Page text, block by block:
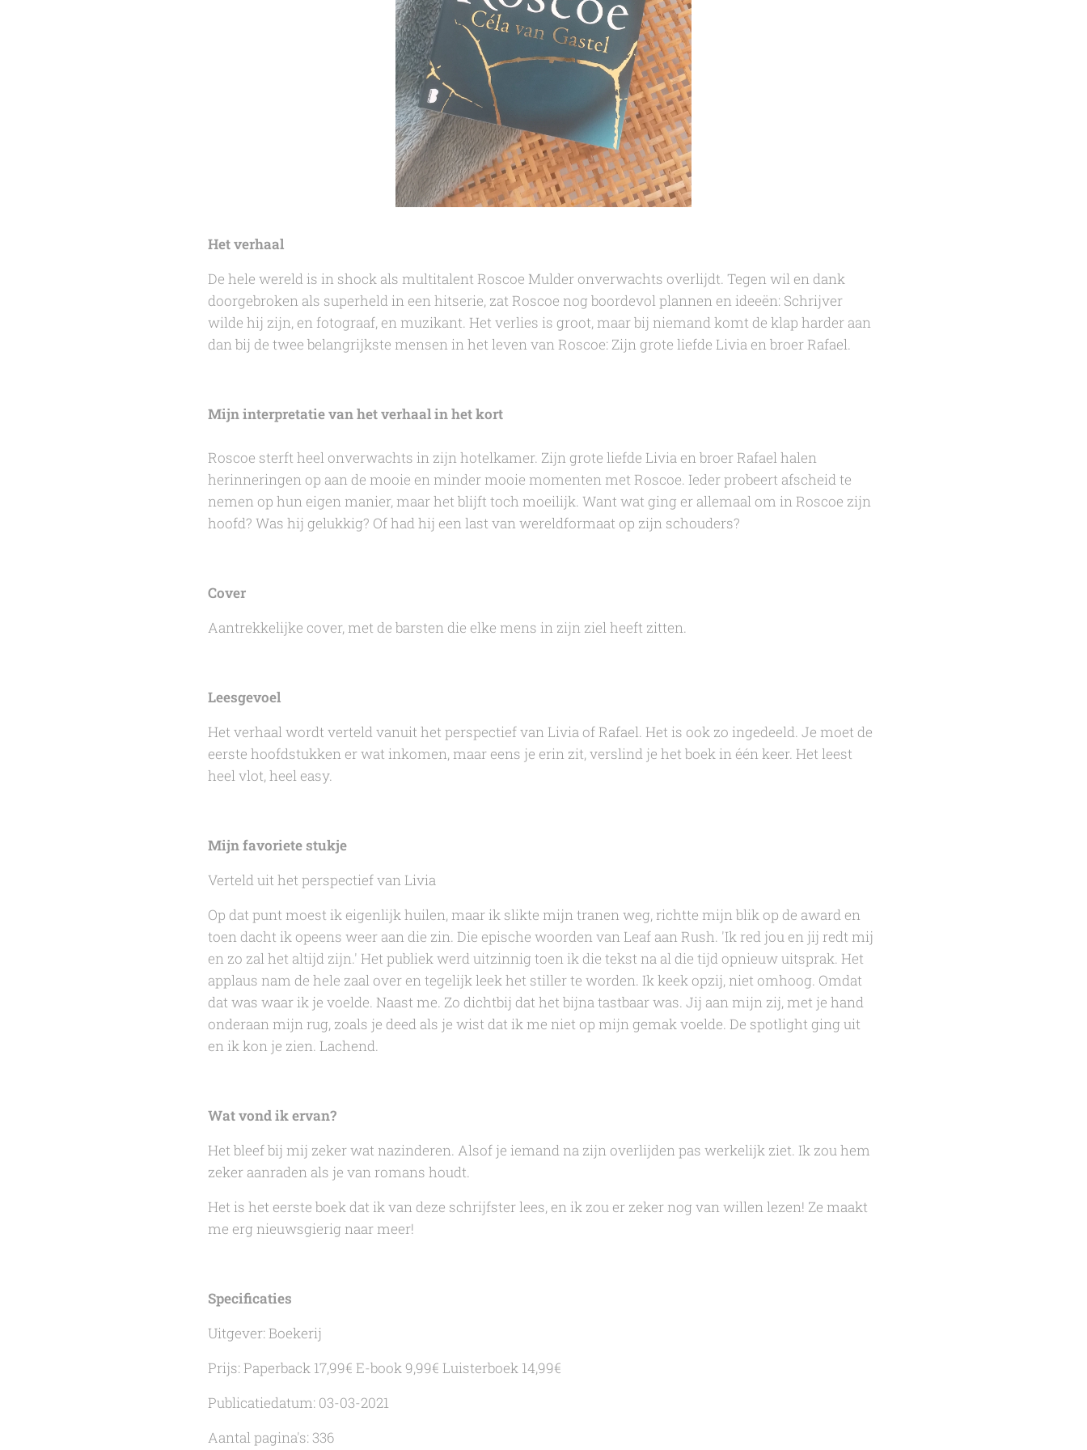
Het verhaal
De hele wereld is in shock als multitalent Roscoe Mulder onverwachts overlijdt. Tegen wil en dank
doorgebroken als superheld in een hitserie, zat Roscoe nog boordevol plannen en ideeën: Schrijver
wilde hij zijn, en fotograaf, en muzikant. Het verlies is groot, maar bij niemand komt de klap harder aan
dan bij de twee belangrijkste mensen in het leven van Roscoe: Zijn grote liefde Livia en broer Rafael.
Mijn interpretatie van het verhaal in het kort
Roscoe sterft heel onverwachts in zijn hotelkamer. Zijn grote liefde Livia en broer Rafael halen
herinneringen op aan de mooie en minder mooie momenten met Roscoe. Ieder probeert afscheid te
nemen op hun eigen manier, maar het blijft toch moeilijk. Want wat ging er allemaal om in Roscoe zijn
hoofd? Was hij gelukkig? Of had hij een last van wereldformaat op zijn schouders?
Cover
Aantrekkelijke cover, met de barsten die elke mens in zijn ziel heeft zitten.
Leesgevoel
Het verhaal wordt verteld vanuit het perspectief van Livia of Rafael. Het is ook zo ingedeeld. Je moet de
eerste hoofdstukken er wat inkomen, maar eens je erin zit, verslind je het boek in één keer. Het leest
heel vlot, heel easy.
Mijn favoriete stukje
Verteld uit het perspectief van Livia
Op dat punt moest ik eigenlijk huilen, maar ik slikte mijn tranen weg, richtte mijn blik op de award en
toen dacht ik opeens weer aan die zin. Die epische woorden van Leaf aan Rush. 'Ik red jou en jij redt mij
en zo zal het altijd zijn.' Het publiek werd uitzinnig toen ik die tekst na al die tijd opnieuw uitsprak. Het
applaus nam de hele zaal over en tegelijk leek het stiller te worden. Ik keek opzij, niet omhoog. Omdat
dat was waar ik je voelde. Naast me. Zo dichtbij dat het bijna tastbaar was. Jij aan mijn zij, met je hand
onderaan mijn rug, zoals je deed als je wist dat ik me niet op mijn gemak voelde. De spotlight ging uit
en ik kon je zien. Lachend.
Wat vond ik ervan?
Het bleef bij mij zeker wat nazinderen. Alsof je iemand na zijn overlijden pas werkelijk ziet. Ik zou hem
zeker aanraden als je van romans houdt.
Het is het eerste boek dat ik van deze schrijfster lees, en ik zou er zeker nog van willen lezen! Ze maakt
me erg nieuwsgierig naar meer!
Specificaties
Uitgever: Boekerij
Prijs: Paperback 17,99€ E-book 9,99€ Luisterboek 14,99€
Publicatiedatum: 03-03-2021
Aantal pagina's: 336